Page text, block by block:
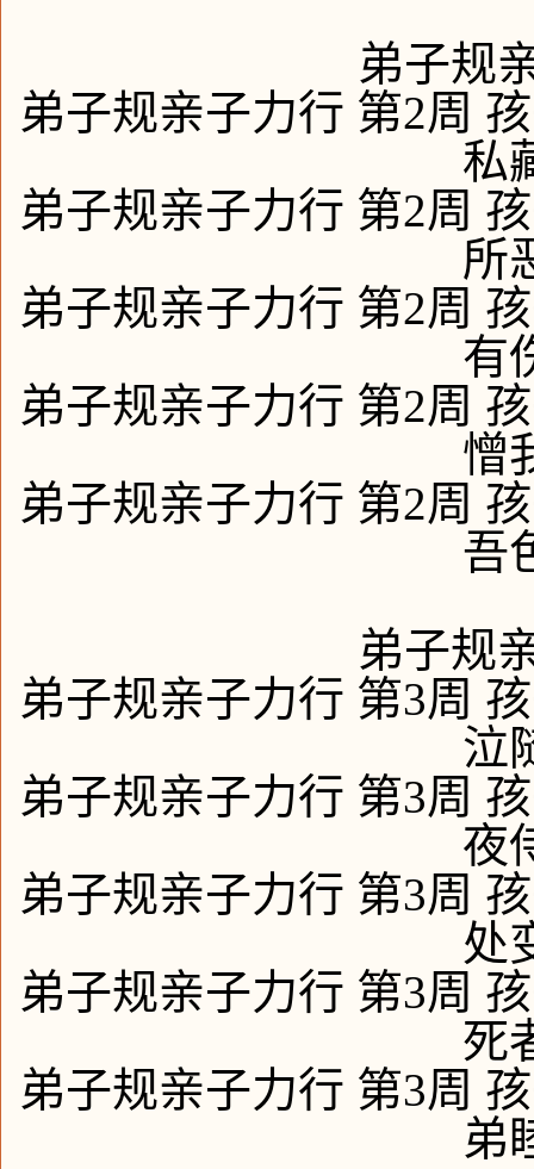
弟子规
弟子规亲子力行 第2周
私
弟子规亲子力行 第2周
所
弟子规亲子力行 第2周
有
弟子规亲子力行 第2周
憎
弟子规亲子力行 第2周
吾
弟子规
弟子规亲子力行 第3周
泣
弟子规亲子力行 第3周
夜
弟子规亲子力行 第3周
处
弟子规亲子力行 第3周
死
弟子规亲子力行 第3周
弟